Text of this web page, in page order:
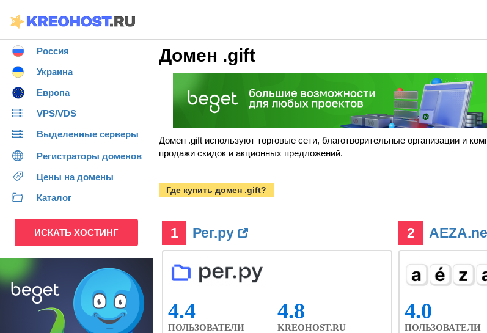
Россия
Украина
Европа
VPS/VDS
Выделенные серверы
Регистраторы доменов
Цены на домены
Каталог
ИСКАТЬ ХОСТИНГ
Домен .gift
Домен .gift используют торговые сети, благотворительные организации и
продажи скидок и акционных предложений.
Где купить домен .gift?
1 Рег.ру
4.4
ПОЛЬЗОВАТЕЛИ
4.8
KREOHOST.RU
2
4.0
ПОЛЬЗОВАТЕЛИ